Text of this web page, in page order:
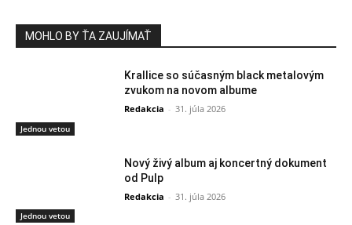
MOHLO BY ŤA ZAUJÍMAŤ
Jednou vetou
Krallice so súčasným black metalovým
zvukom na novom albume
Redakcia - 31. júla 2026
Jednou vetou
Nový živý album aj koncertný dokument
od Pulp
Redakcia - 31. júla 2026